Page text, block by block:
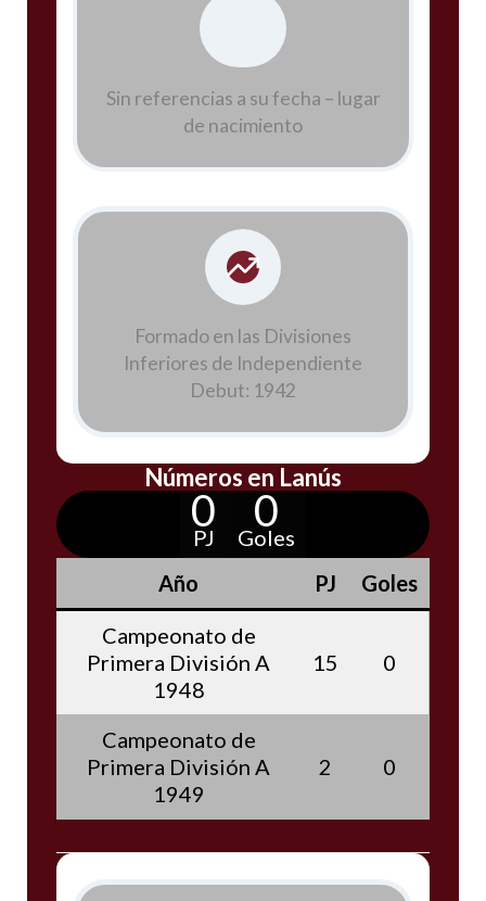
Sin referencias a su fecha – lugar
de nacimiento
Formado en las Divisiones
Inferiores de Independiente
Debut: 1942
Números en Lanús
0
PJ
0
Goles
Año
PJ
Goles
Campeonato de
Primera División A
1948
15 0
Campeonato de
Primera División A
1949
2 0